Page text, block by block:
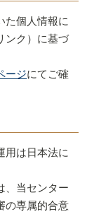
た個人情報に
ンク）に基づ
ージにてご確
用は日本法に
、当センター
の専属的合意